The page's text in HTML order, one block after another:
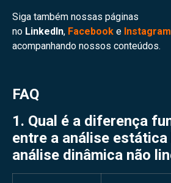
Siga também nossas páginas
no LinkedIn, Facebook e Instagram
acompanhando nossos conteúdos.
FAQ
1. Qual é a diferença
entre a análise estática
análise dinâmica não